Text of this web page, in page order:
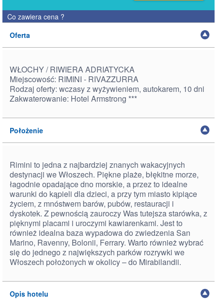
Co zawiera cena ?
Oferta
WŁOCHY / RIWIERA ADRIATYCKA
Miejscowość: RIMINI - RIVAZZURRA
Rodzaj oferty: wczasy z wyżywieniem, autokarem, 10 dni
Zakwaterowanie: Hotel Armstrong ***
Położenie
Rimini to jedna z najbardziej znanych wakacyjnych
destynacji we Włoszech. Piękne plaże, błękitne morze,
łagodnie opadające dno morskie, a przez to idealne
warunki do kąpieli dla dzieci, a przy tym miasto kipiące
życiem, z mnóstwem barów, pubów, restauracji i
dyskotek. Z pewnością zauroczy Was tutejsza starówka, z
pięknymi placami i uroczymi kawiarenkami. Jest to
również idealna baza wypadowa do zwiedzenia San
Marino, Ravenny, Bolonii, Ferrary. Warto również wybrać
się do jednego z największych parków rozrywki we
Włoszech położonych w okolicy – do Mirabilandii.
Opis hotelu